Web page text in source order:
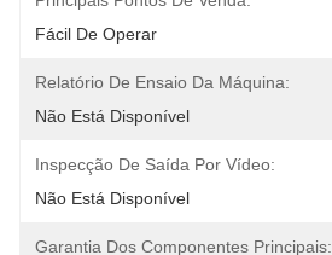
Fácil De Operar
Relatório De Ensaio Da Máquina:
Não Está Disponível
Inspecção De Saída Por Vídeo:
Não Está Disponível
Garantia Dos Componentes Principais: